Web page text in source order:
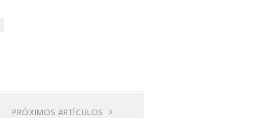
PRÓXIMOS ARTÍCULOS